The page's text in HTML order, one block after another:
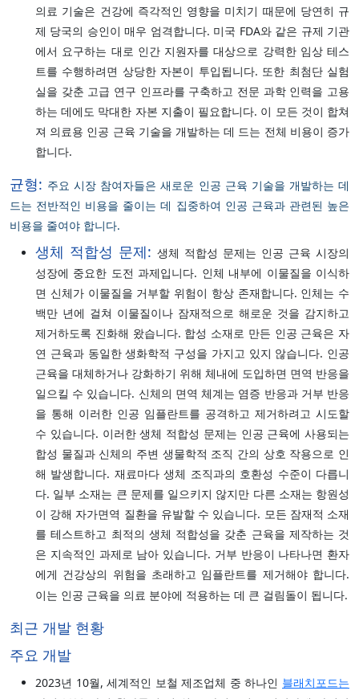
의료 기술은 건강에 즉각적인 영향을 미치기 때문에 당연히 규
제 당국의 승인이 매우 엄격합니다. 미국 FDA와 같은 규제 기관
에서 요구하는 대로 인간 지원자를 대상으로 강력한 임상 테스
트를 수행하려면 상당한 자본이 투입됩니다. 또한 최첨단 실험
실을 갖춘 고급 연구 인프라를 구축하고 전문 과학 인력을 고용
하는 데에도 막대한 자본 지출이 필요합니다. 이 모든 것이 합쳐
져 의료용 인공 근육 기술을 개발하는 데 드는 전체 비용이 증가
합니다.
균형: 주요 시장 참여자들은 새로운 인공 근육 기술을 개발하는 데
드는 전반적인 비용을 줄이는 데 집중하여 인공 근육과 관련된 높은
비용을 줄여야 합니다.
생체 적합성 문제: 생체 적합성 문제는 인공 근육 시장의
성장에 중요한 도전 과제입니다. 인체 내부에 이물질을 이식하
면 신체가 이물질을 거부할 위험이 항상 존재합니다. 인체는 수
백만 년에 걸쳐 이물질이나 잠재적으로 해로운 것을 감지하고
제거하도록 진화해 왔습니다. 합성 소재로 만든 인공 근육은 자
연 근육과 동일한 생화학적 구성을 가지고 있지 않습니다. 인공
근육을 대체하거나 강화하기 위해 체내에 도입하면 면역 반응을
일으킬 수 있습니다. 신체의 면역 체계는 염증 반응과 거부 반응
을 통해 이러한 인공 임플란트를 공격하고 제거하려고 시도할
수 있습니다. 이러한 생체 적합성 문제는 인공 근육에 사용되는
합성 물질과 신체의 주변 생물학적 조직 간의 상호 작용으로 인
해 발생합니다. 재료마다 생체 조직과의 호환성 수준이 다릅니
다. 일부 소재는 큰 문제를 일으키지 않지만 다른 소재는 항원성
이 강해 자가면역 질환을 유발할 수 있습니다. 모든 잠재적 소재
를 테스트하고 최적의 생체 적합성을 갖춘 근육을 제작하는 것
은 지속적인 과제로 남아 있습니다. 거부 반응이 나타나면 환자
에게 건강상의 위험을 초래하고 임플란트를 제거해야 합니다.
이는 인공 근육을 의료 분야에 적용하는 데 큰 걸림돌이 됩니다.
최근 개발 현황
주요 개발
2023년 10월, 세계적인 보철 제조업체 중 하나인 블래치포드는